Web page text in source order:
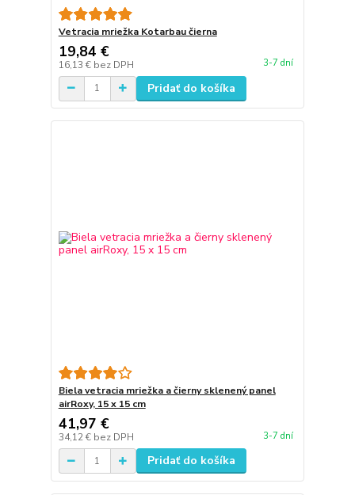
Vetracia mriežka Kotarbau čierna
19,84 €
16,13 € bez DPH 3-7 dní
Pridať do košíka
Biela vetracia mriežka a čierny sklenený panel
airRoxy, 15 x 15 cm
41,97 €
34,12 € bez DPH 3-7 dní
Pridať do košíka